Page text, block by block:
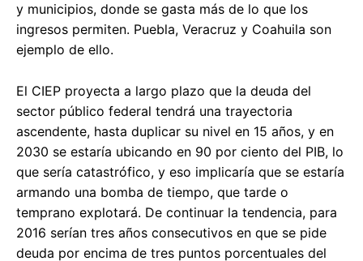
y municipios, donde se gasta más de lo que los
ingresos permiten. Puebla, Veracruz y Coahuila son
ejemplo de ello.
El CIEP proyecta a largo plazo que la deuda del
sector público federal tendrá una trayectoria
ascendente, hasta duplicar su nivel en 15 años, y en
2030 se estaría ubicando en 90 por ciento del PIB, lo
que sería catastrófico, y eso implicaría que se estaría
armando una bomba de tiempo, que tarde o
temprano explotará. De continuar la tendencia, para
2016 serían tres años consecutivos en que se pide
deuda por encima de tres puntos porcentuales del